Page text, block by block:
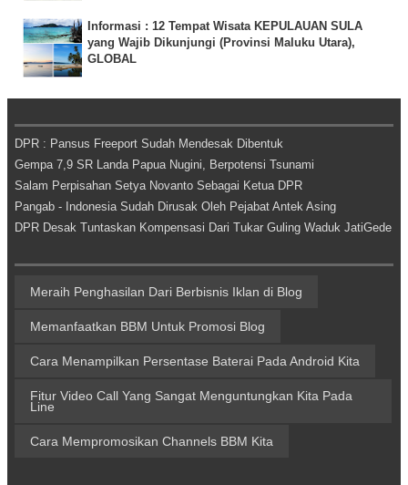
Informasi : 12 Tempat Wisata KEPULAUAN SULA
yang Wajib Dikunjungi (Provinsi Maluku Utara),
GLOBAL
DPR : Pansus Freeport Sudah Mendesak Dibentuk
Gempa 7,9 SR Landa Papua Nugini, Berpotensi Tsunami
Salam Perpisahan Setya Novanto Sebagai Ketua DPR
Pangab - Indonesia Sudah Dirusak Oleh Pejabat Antek Asing
DPR Desak Tuntaskan Kompensasi Dari Tukar Guling Waduk JatiGede
Meraih Penghasilan Dari Berbisnis Iklan di Blog
Memanfaatkan BBM Untuk Promosi Blog
Cara Menampilkan Persentase Baterai Pada Android Kita
Fitur Video Call Yang Sangat Menguntungkan Kita Pada
Line
Cara Mempromosikan Channels BBM Kita